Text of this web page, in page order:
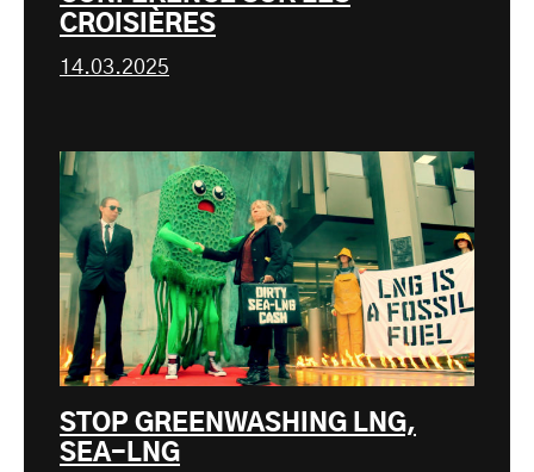
CROISIÈRES
14.03.2025
STOP GREENWASHING LNG,
SEA-LNG